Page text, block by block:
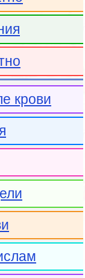
крови